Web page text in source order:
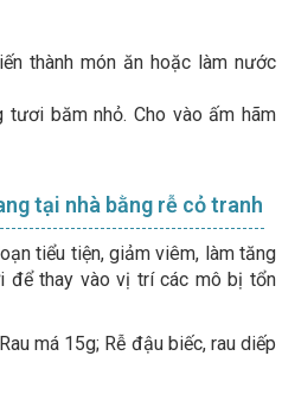
thành món ăn hoặc làm nước
tươi băm nhỏ. Cho vào ấm hãm
tại nhà bằng rễ cỏ tranh
tiểu tiện, giảm viêm, làm tăng
thay vào vị trí các mô bị tổn
má 15g; Rễ đậu biếc, rau diếp